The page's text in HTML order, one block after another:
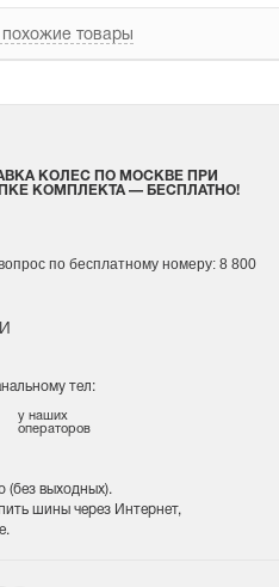
похожие товары
тел:
у наших
операторов
(без выходных).
шины через Интернет,
КОЛЕС ПО МОСКВЕ ПРИ
КОМПЛЕКТА — БЕСПЛАТНО!
по бесплатному номеру: 8 800